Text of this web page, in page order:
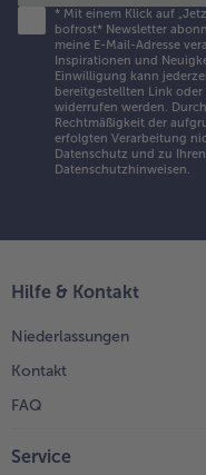
* Mit einem Klick auf
bofrost* Newsletter
meine E-Mail-Adresse
Inspirationen und
Einwilligung kann
bereitgestellten Link
widerrufen werden.
Rechtmäßigkeit der
erfolgten Verarbeitung
Datenschutz und zu
Datenschutzhinweisen.
Hilfe & Kontakt
Niederlassungen
Kontakt
FAQ
Service